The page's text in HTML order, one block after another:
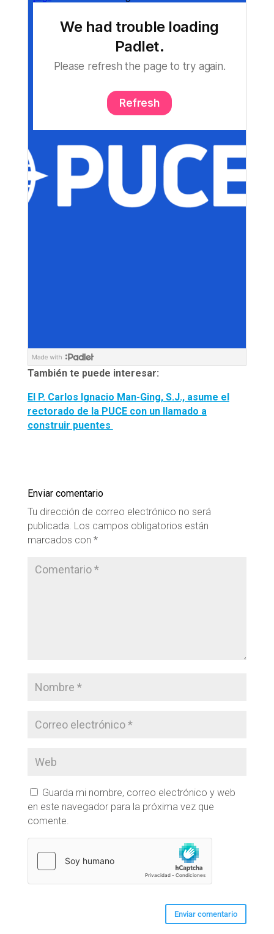
También te puede interesar:
El P. Carlos Ignacio Man-Ging, S.J., asume el
rectorado de la PUCE con un llamado a
construir puentes
Enviar comentario
Tu dirección de correo electrónico no será
publicada. Los campos obligatorios están
marcados con *
Guarda mi nombre, correo electrónico y web
en este navegador para la próxima vez que
comente.